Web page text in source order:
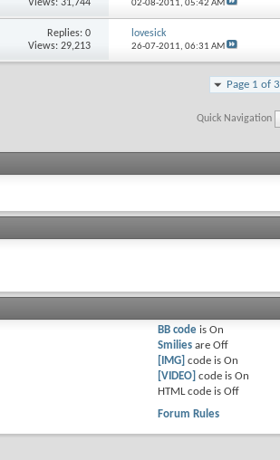
Views: 31,744
02-08-2011, 05:42 AM
Replies: 0
Views: 29,213
lovesick
26-07-2011, 06:31 AM
Page 1 of 3
Quick Navigation
BB code isOn
Smilies areOff
[IMG] code isOn
[VIDEO] code isOn
HTML code isOff
Forum Rules